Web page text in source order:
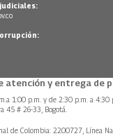
atención y entrega de
1:00 p.m. y de 2:30 p.m. a 4:30
45 # 26-33, Bogotá.
de Colombia: 2200727, Línea